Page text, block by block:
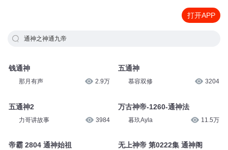
打开APP
通神之神通九帝
钱通神
那月有声 2.9万
五通神2
力哥讲故事 3984
帝霸 2804 通神始祖
五通神
慕容双修 3204
万古神帝-1260-通神法
暮玖Ayla 11.5万
无上神帝 第0222集 通神阁